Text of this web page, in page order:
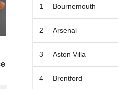
1 Bournemouth
2 Arsenal
3 Aston Villa
4 Brentford